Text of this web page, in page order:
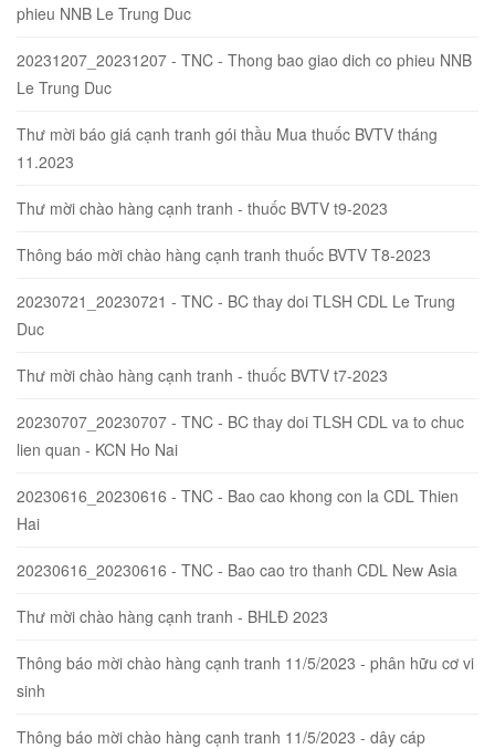
phieu NNB Le Trung Duc
20231207_20231207 - TNC - Thong bao giao dich co phieu NNB
Le Trung Duc
Thư mời báo giá cạnh tranh gói thầu Mua thuốc BVTV tháng
11.2023
Thư mời chào hàng cạnh tranh - thuốc BVTV t9-2023
Thông báo mời chào hàng cạnh tranh thuốc BVTV T8-2023
20230721_20230721 - TNC - BC thay doi TLSH CDL Le Trung
Duc
Thư mời chào hàng cạnh tranh - thuốc BVTV t7-2023
20230707_20230707 - TNC - BC thay doi TLSH CDL va to chuc
lien quan - KCN Ho Nai
20230616_20230616 - TNC - Bao cao khong con la CDL Thien
Hai
20230616_20230616 - TNC - Bao cao tro thanh CDL New Asia
Thư mời chào hàng cạnh tranh - BHLĐ 2023
Thông báo mời chào hàng cạnh tranh 11/5/2023 - phân hữu cơ vi
sinh
Thông báo mời chào hàng cạnh tranh 11/5/2023 - dây cáp